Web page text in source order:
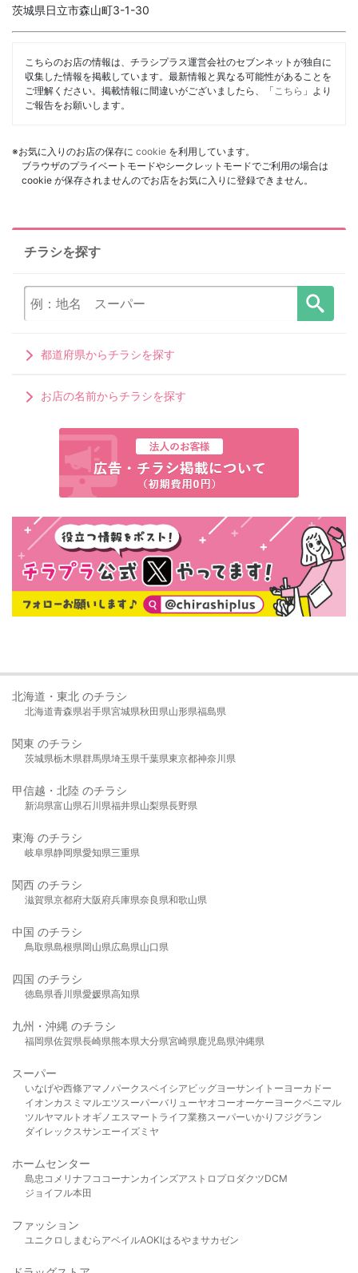
茨城県日立市森山町3-1-30
こちらのお店の情報は、チラシプラス運営会社のセブンネットが独自に
収集した情報を掲載しています。最新情報と異なる可能性があることを
ご理解ください。掲載情報に間違いがございましたら、「 こちら 」より
ご報告をお願いします。
※お気に入りのお店の保存に cookie を利用しています。
ブラウザのプライベートモードやシークレットモードでご利用の場合は
cookie が保存されませんのでお店をお気に入りに登録できません。
チラシを探す
都道府県からチラシを探す
お店の名前からチラシを探す
北海道・東北 のチラシ
北海道青森県岩手県宮城県秋田県山形県福島県
関東 のチラシ
茨城県栃木県群馬県埼玉県千葉県東京都神奈川県
甲信越・北陸 のチラシ
新潟県富山県石川県福井県山梨県長野県
東海 のチラシ
岐阜県静岡県愛知県三重県
関西 のチラシ
滋賀県京都府大阪府兵庫県奈良県和歌山県
中国 のチラシ
鳥取県島根県岡山県広島県山口県
四国 のチラシ
徳島県香川県愛媛県高知県
九州・沖縄 のチラシ
福岡県佐賀県長崎県熊本県大分県宮崎県鹿児島県沖縄県
スーパー
いなげや西條アマノパークスベイシア ビッグヨーサンイトーヨーカドー
イオンカスミ マルエツスーパーバリューヤオコーオーケー ヨークベニマル
ツルヤマルト オギノ エスマート ライフ業務スーパーいかり フジグラン
ダイレックスサンエーイズミヤ
ホームセンター
島忠 コメリ ナフコ コーナンカインズアストロプロダクツDCM
ジョイフル本田
ファッション
ユニクロ しまむら アベイルAOKIはるやま サカゼン